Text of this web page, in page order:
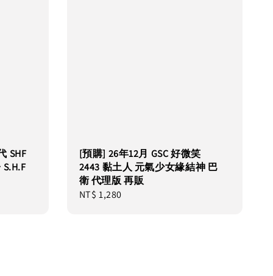
SHF
[預購] 26年12月 GSC 好微笑
2443 黏土人 元氣少女緣結神 巴
衛 代理版 再販
Regular
NT$ 1,280